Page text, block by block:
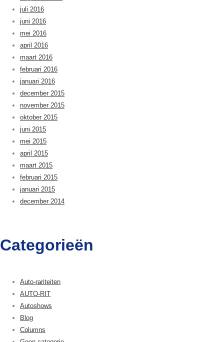
juli 2016
juni 2016
mei 2016
april 2016
maart 2016
februari 2016
januari 2016
december 2015
november 2015
oktober 2015
juni 2015
mei 2015
april 2015
maart 2015
februari 2015
januari 2015
december 2014
Categorieën
Auto-rariteiten
AUTO-RIT
Autoshows
Blog
Columns